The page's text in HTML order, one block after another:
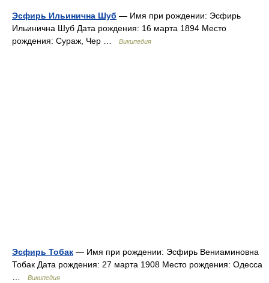
Эсфирь Ильинична Шуб — Имя при рождении: Эсфирь
Ильинична Шуб Дата рождения: 16 марта 1894 Место
рождения: Сураж, Чер …
Википедия
Эсфирь Тобак — Имя при рождении: Эсфирь Вениаминовна
Тобак Дата рождения: 27 марта 1908 Место рождения: Одесса
…
Википедия